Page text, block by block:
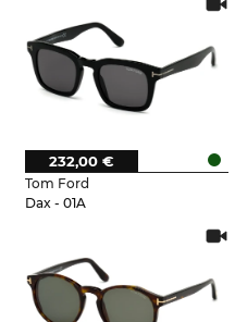
Tom Ford
Dax - 01A
232,00 €